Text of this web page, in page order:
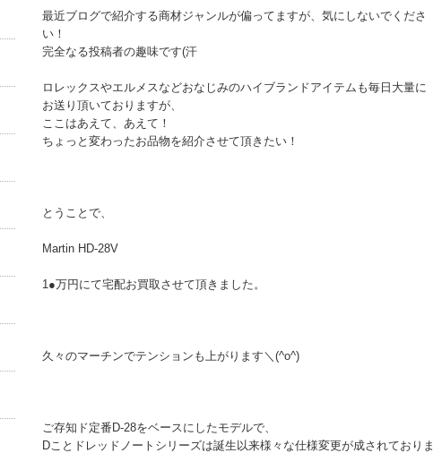
最近ブログで紹介する商材ジャンルが偏ってますが、気にしないでくださ
い！
完全なる投稿者の趣味です(汗
ロレックスやエルメスなどおなじみのハイブランドアイテムも毎日大量に
お送り頂いておりますが、
ここはあえて、あえて！
ちょっと変わったお品物を紹介させて頂きたい！
とうことで、
Martin HD-28V
1●万円にて宅配お買取させて頂きました。
久々のマーチンでテンションも上がります＼(^o^)
ご存知ド定番D-28をベースにしたモデルで、
Dことドレッドノートシリーズは誕生以来様々な仕様変更が成されておりま